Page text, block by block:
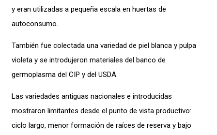
y eran utilizadas a pequeña escala en huertas de
autoconsumo.
También fue colectada una variedad de piel blanca y pulpa
violeta y se introdujeron materiales del banco de
germoplasma del CIP y del USDA.
Las variedades antiguas nacionales e introducidas
mostraron limitantes desde el punto de vista productivo:
ciclo largo, menor formación de raíces de reserva y bajo